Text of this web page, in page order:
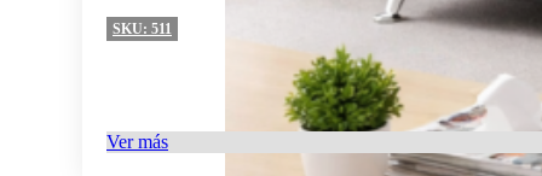
SKU: 511
Ver más